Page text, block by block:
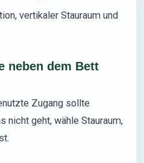
vertikaler Stauraum und
neben dem Bett
Zugang sollte
nicht geht, wähle Stauraum,